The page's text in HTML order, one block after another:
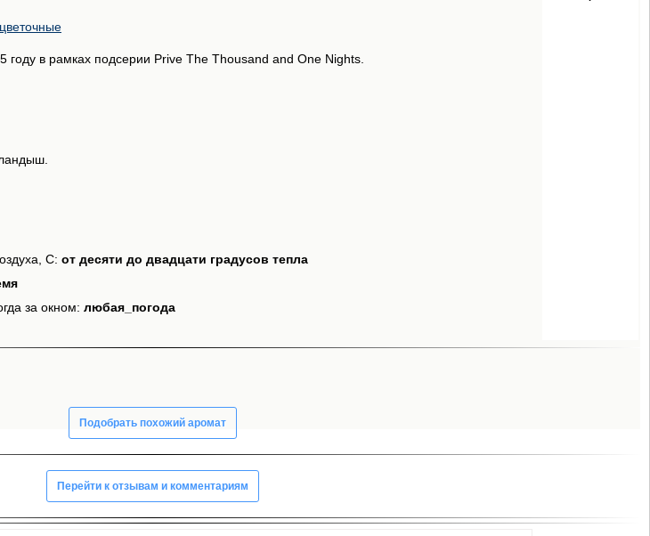
цветочные
году в рамках подсерии Prive The Thousand and One Nights.
С: от десяти до двадцати градусов тепла
за окном: любая_погода
Подобрать похожий аромат
Перейти к отзывам и комментариям